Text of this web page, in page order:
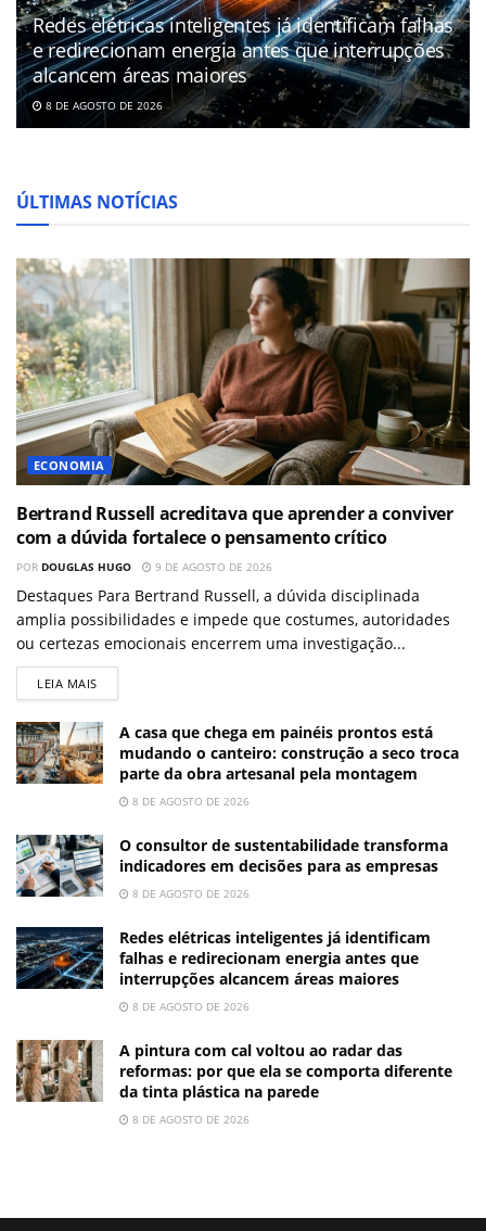
Redes elétricas inteligentes já identificam falhas
e redirecionam energia antes que interrupções
alcancem áreas maiores
8 DE AGOSTO DE 2026
ÚLTIMAS NOTÍCIAS
ECONOMIA
Bertrand Russell acreditava que aprender a conviver
com a dúvida fortalece o pensamento crítico
POR DOUGLAS HUGO 9 DE AGOSTO DE 2026
Destaques Para Bertrand Russell, a dúvida disciplinada
amplia possibilidades e impede que costumes, autoridades
ou certezas emocionais encerrem uma investigação...
LEIA MAIS
A casa que chega em painéis prontos está
mudando o canteiro: construção a seco troca
parte da obra artesanal pela montagem
8 DE AGOSTO DE 2026
O consultor de sustentabilidade transforma
indicadores em decisões para as empresas
8 DE AGOSTO DE 2026
Redes elétricas inteligentes já identificam
falhas e redirecionam energia antes que
interrupções alcancem áreas maiores
8 DE AGOSTO DE 2026
A pintura com cal voltou ao radar das
reformas: por que ela se comporta diferente
da tinta plástica na parede
8 DE AGOSTO DE 2026